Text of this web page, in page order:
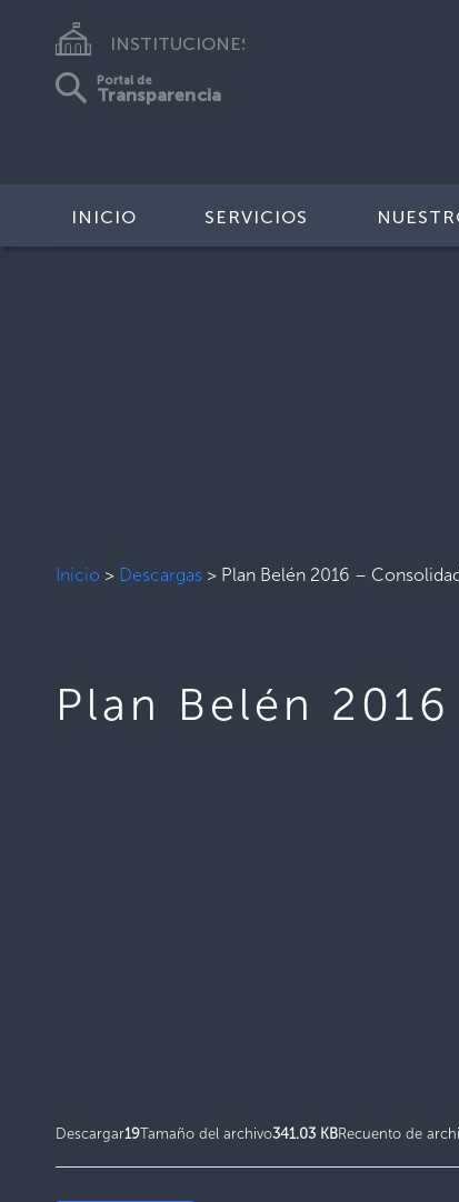
INSTITUCIONES
Portal de
Transparencia
INICIO SERVICIOS
Inicio > Descargas > Plan Belén 2016 –
Plan Belén
Descargar19Tamaño del archivo341.03 KBRecuento de